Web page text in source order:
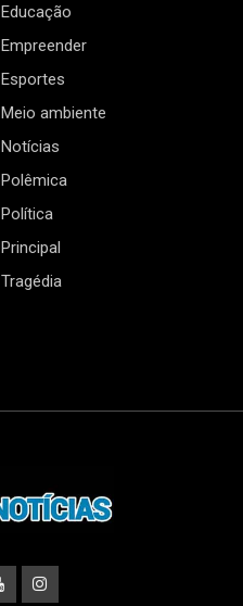
Educação
Empreender
Esportes
Meio ambiente
Notícias
Polêmica
Política
Principal
Tragédia